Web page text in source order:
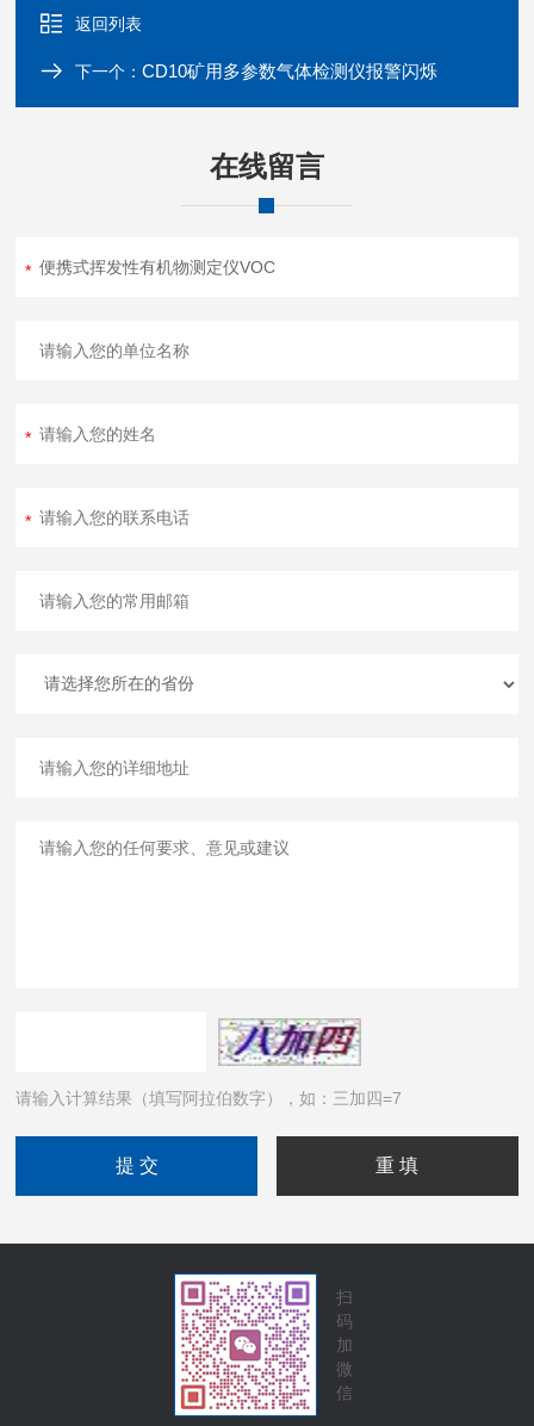
返回列表
下一个：CD10矿用多参数气体检测仪报警闪烁
在线留言
请输入计算结果（填写阿拉伯数字），如：三加四=7
扫
码
加
微
信